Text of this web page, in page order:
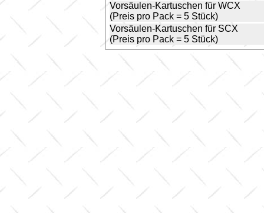
Vorsäulen-Kartuschen für WCX
(Preis pro Pack = 5 Stück)
Vorsäulen-Kartuschen für SCX
(Preis pro Pack = 5 Stück)